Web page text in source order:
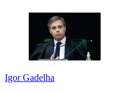
Igor Gadelha